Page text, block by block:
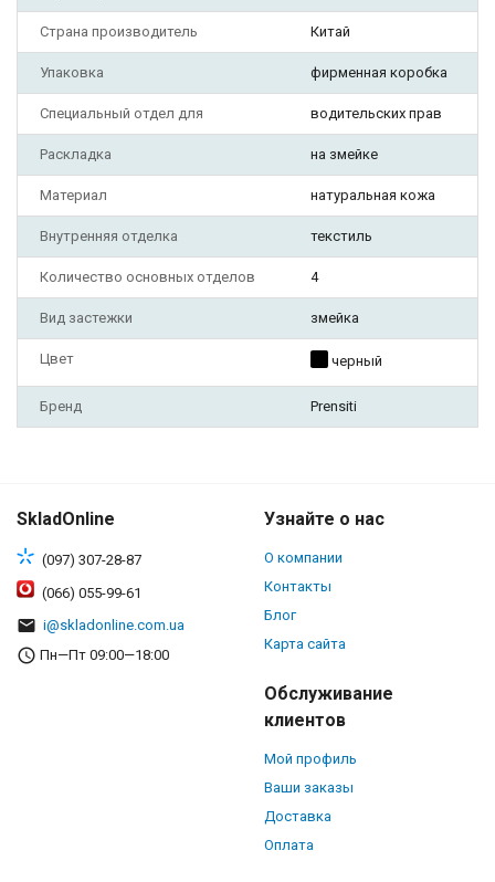
Страна производитель Китай
Упаковка фирменная коробка
Специальный отдел для водительских прав
Раскладка на змейке
Материал натуральная кожа
Внутренняя отделка текстиль
Количество основных отделов 4
Вид застежки змейка
Цвет черный
Бренд Prensiti
SkladOnline
(097) 307-28-87
(066) 055-99-61
i@skladonline.com.ua
Пн—Пт 09:00—18:00
Узнайте о нас
О компании
Контакты
Блог
Карта сайта
Обслуживание
клиентов
Мой профиль
Ваши заказы
Доставка
Оплата